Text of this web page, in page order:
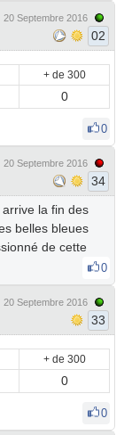
20 Septembre 2016
02
+ de 300
0
0
20 Septembre 2016
34
la fin des
belles bleues
de cette
0
20 Septembre 2016
33
+ de 300
0
0